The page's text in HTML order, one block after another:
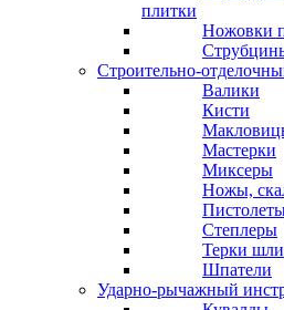
плитки
Ножовки
Строительно-
Валики
Кисти
Мастерки
Миксеры
Ножы,
Степлеры
Терки
Шпатели
Ударно-рычажный